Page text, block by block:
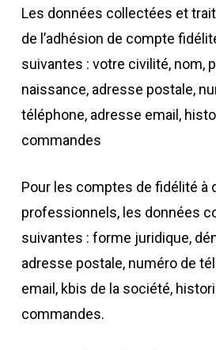
Les données collectées et
de l’adhésion de compte
suivantes : votre civilité, nom,
naissance, adresse postale,
téléphone, adresse email,
commandes
Pour les comptes de fidélité à
professionnels, les données
suivantes : forme juridique,
adresse postale, numéro de
email, kbis de la société,
commandes.